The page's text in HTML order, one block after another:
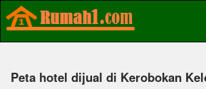
Peta hotel dijual di Kerobokan